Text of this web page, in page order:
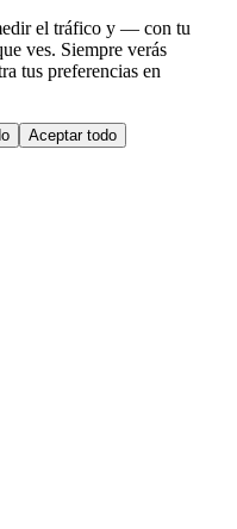
el tráfico y — con tu
ves. Siempre verás
tus preferencias en
Aceptar todo